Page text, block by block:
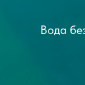
Вода